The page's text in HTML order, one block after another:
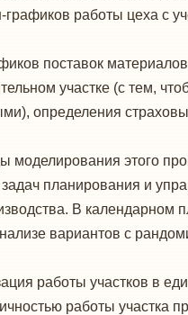
графиков работы цеха с
поставок
участке (с тем,
определения
этого
планирования и
В календарном
вариантов с
работы участков в
работы участ­ка